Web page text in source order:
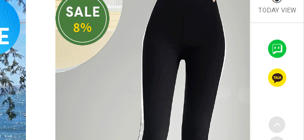
TODAY VIEW
8%